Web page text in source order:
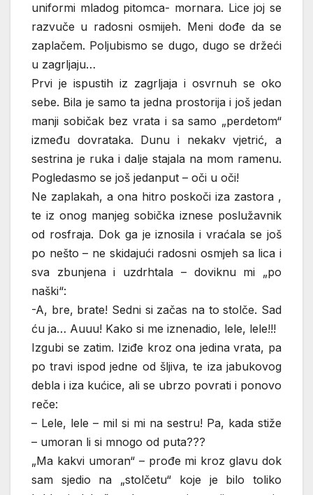
uniformi mladog pitomca- mornara. Lice joj se
razvuče u radosni osmijeh. Meni dođe da se
zaplačem. Poljubismo se dugo, dugo se držeći
u zagrljaju…
Prvi je ispustih iz zagrljaja i osvrnuh se oko
sebe. Bila je samo ta jedna prostorija i još jedan
manji sobičak bez vrata i sa samo „perdetom“
između dovrataka. Dunu i nekakv vjetrić, a
sestrina je ruka i dalje stajala na mom ramenu.
Pogledasmo se još jedanput – oči u oči!
Ne zaplakah, a ona hitro poskoči iza zastora ,
te iz onog manjeg sobička iznese poslužavnik
od rosfraja. Dok ga je iznosila i vraćala se još
po nešto – ne skidajući radosni osmjeh sa lica i
sva zbunjena i uzdrhtala – doviknu mi „po
naški“:
-A, bre, brate! Sedni si začas na to stolče. Sad
ću ja… Auuu! Kako si me iznenadio, lele, lele!!!
Izgubi se zatim. Iziđe kroz ona jedina vrata, pa
po travi ispod jedne od šljiva, te iza jabukovog
debla i iza kućice, ali se ubrzo povrati i ponovo
reče:
– Lele, lele – mil si mi na sestru! Pa, kada stiže
– umoran li si mnogo od puta???
„Ma kakvi umoran“ – prođe mi kroz glavu dok
sam sjedio na „stolčetu“ koje je bilo toliko